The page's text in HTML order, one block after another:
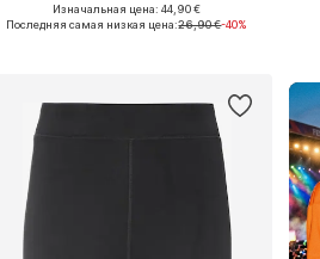
Доступные размеры: 36, 38, 40
Изначальная цена: 44,90 €
Последняя самая низкая цена:26,90 €-40%